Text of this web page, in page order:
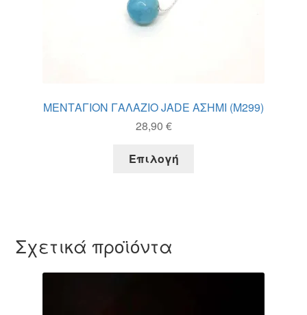
ΜΕΝΤΑΓΙΟΝ ΓΑΛΑΖΙΟ JADE ΑΣΗΜΙ (M299)
28,90 €
Επιλογή
μπορούν
Σχετικά προϊόντα